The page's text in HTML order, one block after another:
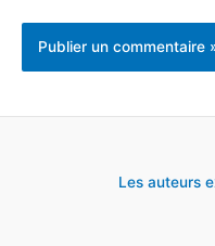
Les auteurs